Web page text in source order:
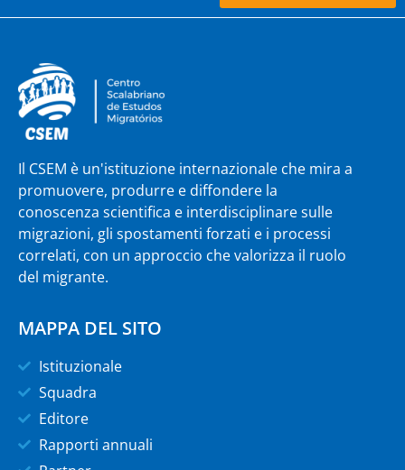
Il CSEM è un'istituzione internazionale che mira a
promuovere, produrre e diffondere la
conoscenza scientifica e interdisciplinare sulle
migrazioni, gli spostamenti forzati e i processi
correlati, con un approccio che valorizza il ruolo
del migrante.
MAPPA DEL SITO
Istituzionale
Squadra
Editore
Rapporti annuali